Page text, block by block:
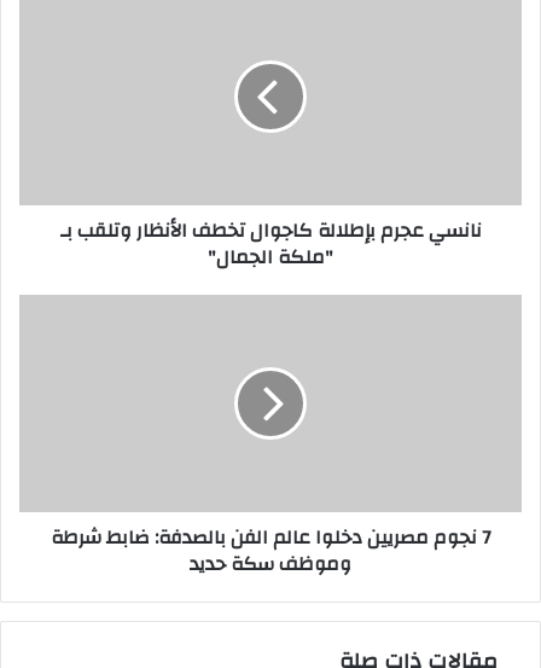
"ملكة
الجمال"نانسي عجرم بإطلالة كاجوال تخطف الأنظار وتلقب بـ
"ملكة الجمال"
شرطة
وموظف7 نجوم مصريين دخلوا عالم الفن بالصدفة: ضابط شرطة
وموظف سكة حديد